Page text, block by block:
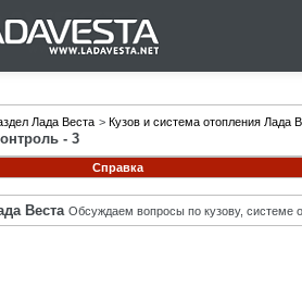
Лада Веста > Кузов и система отопления Лада
- 3
Справка
Веста Обсуждаем вопросы по кузову, системе